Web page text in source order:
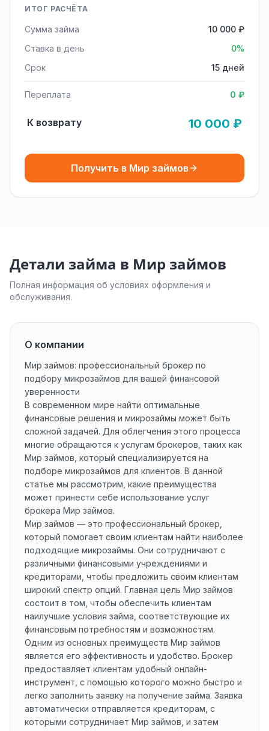
ИТОГ РАСЧЁТА
Сумма займа
10 000 ₽
Ставка в день
0%
Срок
15 дней
Переплата 0 ₽
К возврату 10 000 ₽
Получить в Мир займов
Детали займа в Мир займов
Полная информация об условиях оформления и
обслуживания.
О компании
Мир займов: профессиональный брокер по
подбору микрозаймов для вашей финансовой
уверенности
В современном мире найти оптимальные
финансовые решения и микрозаймы может быть
сложной задачей. Для облегчения этого процесса
многие обращаются к услугам брокеров, таких как
Мир займов, который специализируется на
подборе микрозаймов для клиентов. В данной
статье мы рассмотрим, какие преимущества
может принести себе использование услуг
брокера Мир займов.
Мир займов — это профессиональный брокер,
который помогает своим клиентам найти наиболее
подходящие микрозаймы. Они сотрудничают с
различными финансовыми учреждениями и
кредиторами, чтобы предложить своим клиентам
широкий спектр опций. Главная цель Мир займов
состоит в том, чтобы обеспечить клиентам
наилучшие условия займа, соответствующие их
финансовым потребностям и возможностям.
Одним из основных преимуществ Мир займов
является его эффективность и удобство. Брокер
предоставляет клиентам удобный онлайн-
инструмент, с помощью которого можно быстро и
легко заполнить заявку на получение займа. Заявка
автоматически отправляется кредиторам, с
которыми сотрудничает Мир займов, и затем